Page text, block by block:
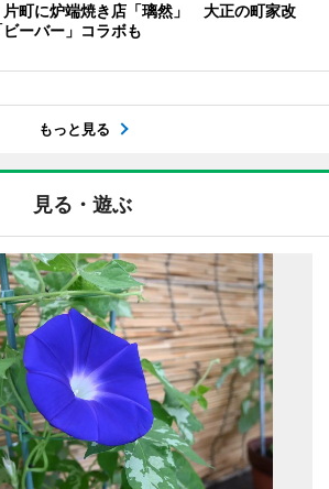
片町に炉端焼き店「璃然」 大正の町家改
ーバー」コラボも
もっと見る
見る・遊ぶ